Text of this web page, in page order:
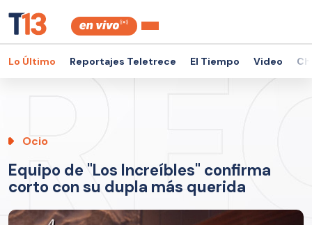
Lo Último Reportajes Teletrece El Tiempo Video
Ocio
Equipo de "Los Increíbles" confirma
corto con su dupla más querida